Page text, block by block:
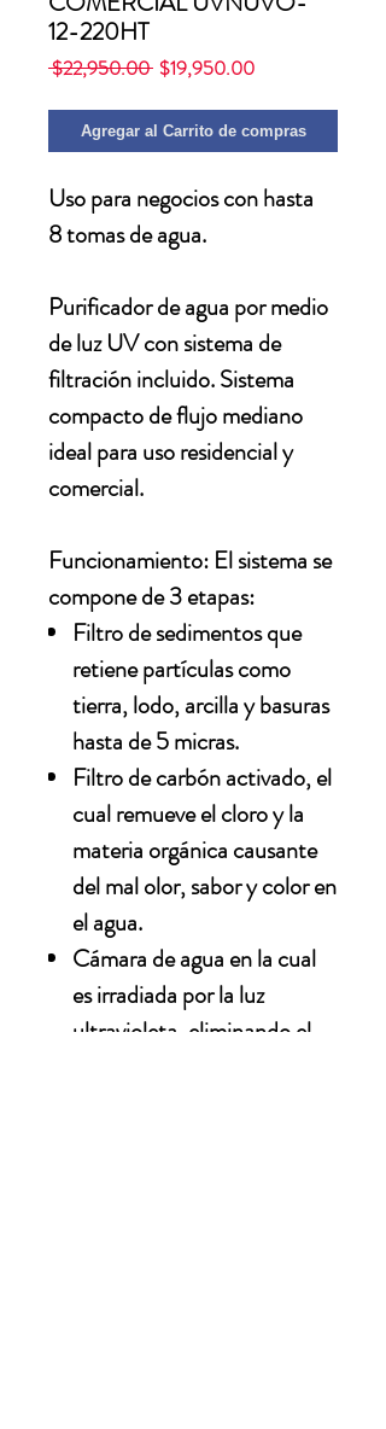
12-220HT
$22,950.00 Precio
$19,950.00Precio
oferta
Agregar al Carrito de compras
Uso para negocios con hasta
8 tomas de agua.
Purificador de agua por medio
de luz UV con sistema de
filtración incluido. Sistema
compacto de flujo mediano
ideal para uso residencial y
comercial.
Funcionamiento: El sistema se
compone de 3 etapas:
Filtro de sedimentos que
retiene partículas como
tierra, lodo, arcilla y basuras
hasta de 5 micras.
Filtro de carbón activado, el
cual remueve el cloro y la
materia orgánica causante
del mal olor, sabor y color en
el agua.
Cámara de agua en la cual
es irradiada por la luz
ultravioleta, eliminando el